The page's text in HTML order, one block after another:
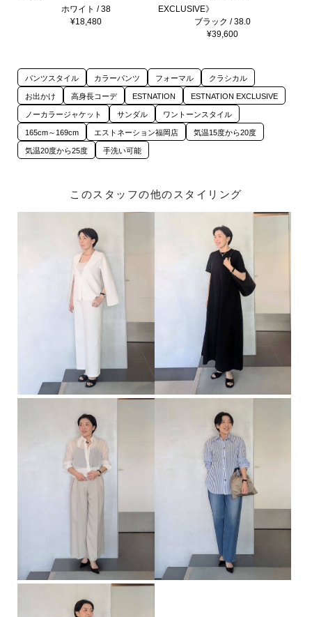
ホワイト / 38
¥18,480
EXCLUSIVE》
ブラック / 38.0
¥39,600
パンツスタイル カラーパンツ フォーマル クラシカル
お出かけ 高身長コーデ ESTNATION ESTNATION EXCLUSIVE
ノーカラージャケット サンダル ワントーンスタイル
165cm～169cm エストネーション福岡店 気温15度から20度
気温20度から25度 手洗い可能
このスタッフの他のスタイリング